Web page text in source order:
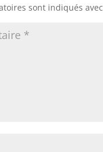
sont indiqués avec